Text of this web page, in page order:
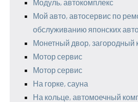
Модуль, автокомплекс
Мой авто, автосервис по
обслуживанию японских
Монетный двор, загородный
Мотор сервис
Мотор сервис
На горке, сауна
На кольце, автомоечный